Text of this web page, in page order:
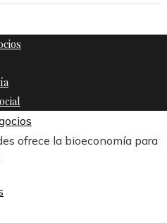
ofrece la bioeconomía para